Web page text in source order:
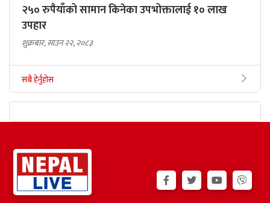
२५० रुपैयाँको सामान किनेका उपभोक्तालाई १० लाख
उपहार
शुक्रबार, साउन २२, २०८३
सबै हेर्नुहोस